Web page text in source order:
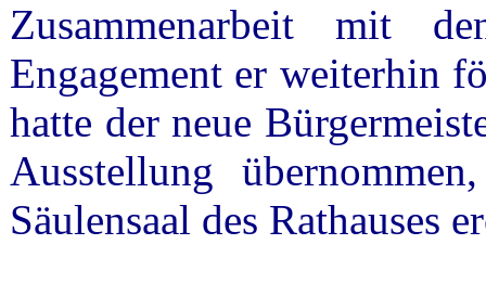
Zusammenarbeit mit
Engagement er weiterhin
hatte der neue
Ausstellung
Säulensaal des Rathauses